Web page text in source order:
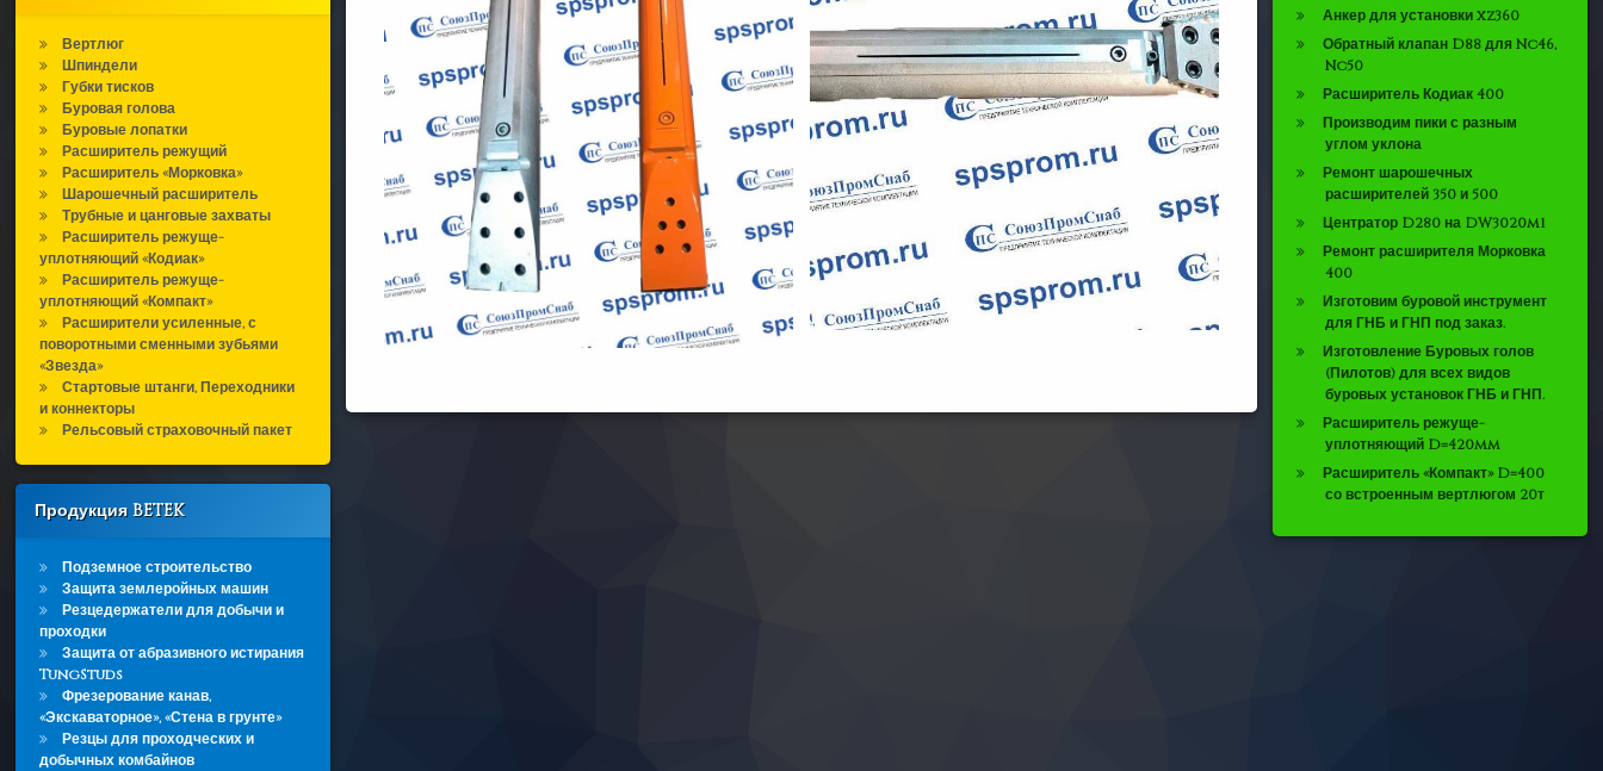
Вертлюг
Шпиндели
Губки тисков
Буровая голова
Буровые лопатки
Расширитель режущий
Расширитель «Морковка»
Шарошечный расширитель
Трубные и цанговые захваты
Расширитель режуще-
уплотняющий «Кодиак»
Расширитель режуще-
уплотняющий «Компакт»
Расширители усиленные, с
поворотными сменными зубьями
«Звезда»
Стартовые штанги, Переходники
и коннекторы
Рельсовый страховочный пакет
Продукция BETEK
Подземное строительство
Защита землеройных машин
Резцедержатели для добычи и
проходки
Защита от абразивного истирания
TungStuds
Фрезерование канав,
«Экскаваторное», «Стена в грунте»
Резцы для проходческих и
добычных комбайнов
Анкер для установки xz360
Обратный клапан D88 для Nc46,
Nc50
Расширитель Кодиак 400
Производим пики с разным
углом уклона
Ремонт шарошечных
расширителей 350 и 500
Центратор D280 на DW3020m1
Ремонт расширителя Морковка
400
Изготовим буровой инструмент
для ГНБ и ГНП под заказ.
Изготовление Буровых голов
(Пилотов) для всех видов
буровых установок ГНБ и ГНП.
Расширитель режуще-
уплотняющий D=420mm
Расширитель «Компакт» D=400
со встроенным вертлюгом 20т